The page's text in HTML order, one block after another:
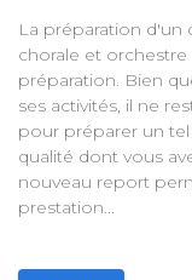
La préparation d'un
chorale et
préparation. Bien
ses activités, il ne
pour préparer un
qualité dont vous
nouveau report
prestation...